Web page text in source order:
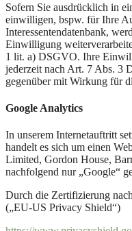
Sofern Sie ausdrücklich in
einwilligen, bspw. für Ihre
Interessentendatenbank,
Einwilligung
1 lit. a) DSGVO. Ihre
jederzeit nach Art. 7 Abs. 3
gegenüber mit Wirkung für
Google Analytics
In unserem Internetauftritt
handelt es sich um einen
Limited, Gordon House,
nachfolgend nur „Google“
Durch die Zertifizierung
(„EU-US Privacy Shield“)